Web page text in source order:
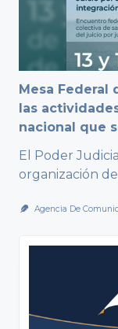
Mesa Federal
las
nacional que
El Poder
organización de
Agencia De